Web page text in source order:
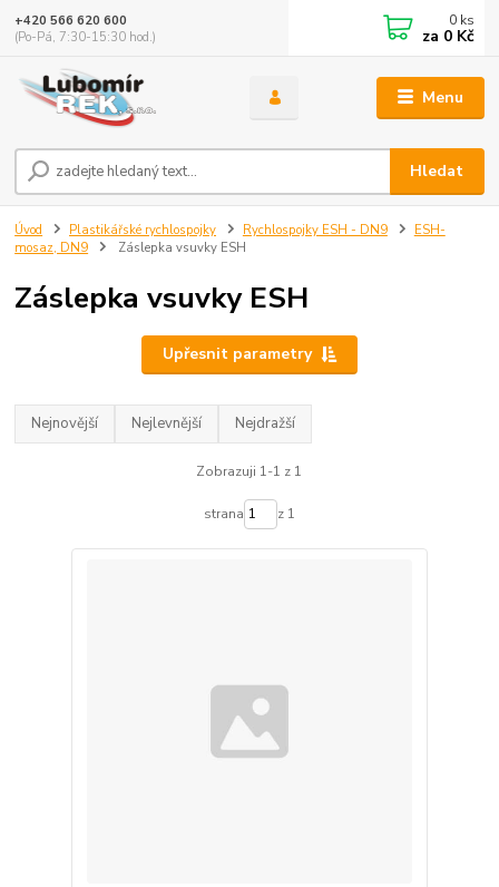
Menu
Hledat
+420 566 620 600
(Po-Pá, 7:30-15:30 hod.)
0 ks
za 0 Kč
Úvod Plastikářské rychlospojky Rychlospojky ESH - DN9
ESH-
mosaz, DN9
Záslepka vsuvky ESH
Záslepka vsuvky ESH
Upřesnit parametry
Nejnovější Nejlevnější Nejdražší
Zobrazuji 1-1 z 1
strana z 1